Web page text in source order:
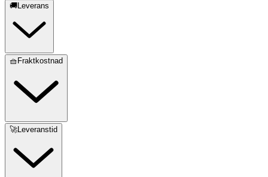
🚚Leverans
🧺Fraktkostnad
🚀Leveranstid